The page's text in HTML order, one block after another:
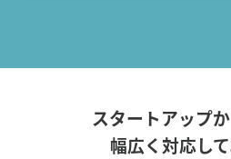
スタートアップ
幅広く対応し